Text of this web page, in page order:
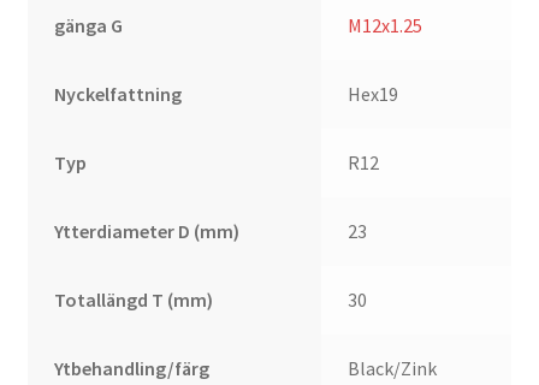
gänga G M12x1.25
Nyckelfattning Hex19
Typ R12
Ytterdiameter D (mm) 23
Totallängd T (mm) 30
Ytbehandling/färg Black/Zink